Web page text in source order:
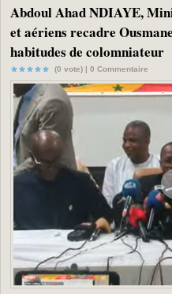
Abdoul Ahad NDIAYE,
et aériens recadre
habitudes de colomniateur
(0 vote) | 0 Commentaire